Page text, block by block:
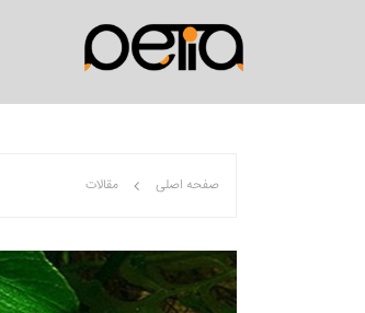
صفحه اصلی مقالات